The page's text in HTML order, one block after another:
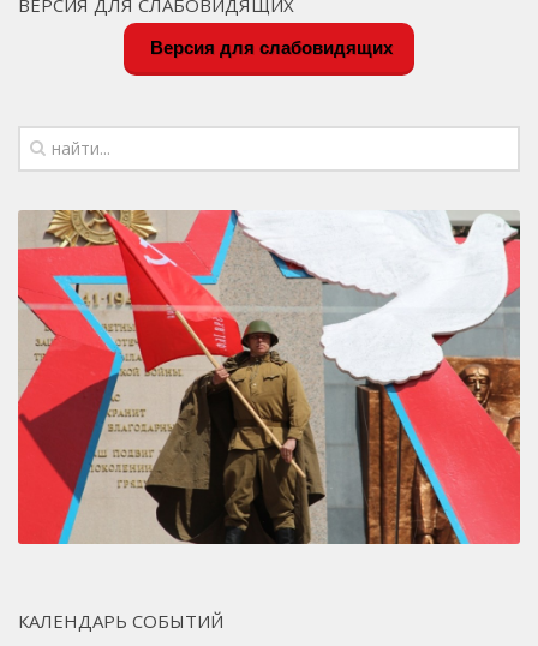
Версия для слабовидящих
КАЛЕНДАРЬ СОБЫТИЙ